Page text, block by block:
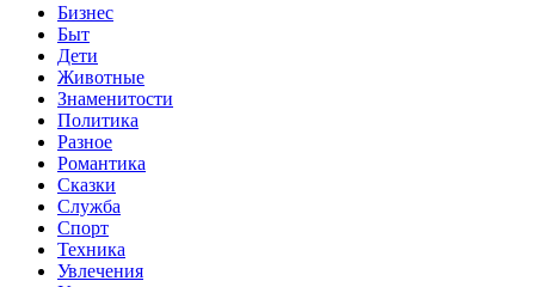
Бизнес
Быт
Дети
Животные
Знаменитости
Политика
Разное
Романтика
Сказки
Служба
Спорт
Техника
Увлечения